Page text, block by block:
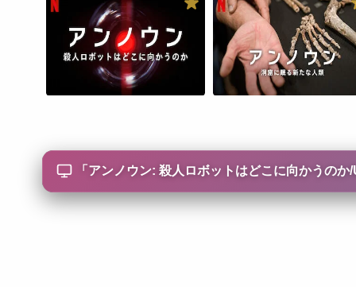
「 アンノウン: 殺人ロボットはどこに向かうの